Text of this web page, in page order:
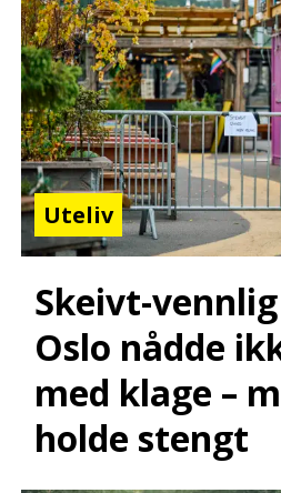
Uteliv
Skeivt-
Oslo nådde
med klage –
holde stengt